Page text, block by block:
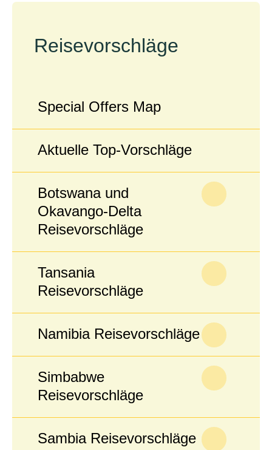
Reisevorschläge
Special Offers Map
Aktuelle Top-Vorschläge
Botswana und
Okavango-Delta
Reisevorschläge
Tansania
Reisevorschläge
Namibia Reisevorschläge
Simbabwe
Reisevorschläge
Sambia Reisevorschläge